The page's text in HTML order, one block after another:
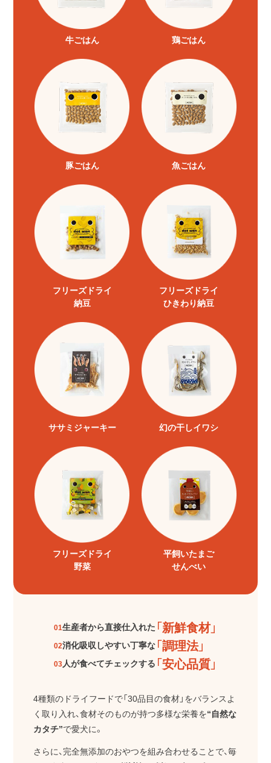
牛ごはん 鶏ごはん
豚ごはん 魚ごはん
フリーズドライ
納豆
フリーズドライ
ひきわり納豆
ササミジャーキー 幻の干しイワシ
フリーズドライ
野菜
平飼いたまご
せんべい
01生産者から直接仕入れた「新鮮食材」
02消化吸収しやすい丁寧な「調理法」
03人が食べてチェックする 「安心品質」
4種類のドライフードで「30品目の食材」をバランスよ
く取り入れ、食材そのものが持つ多様な栄養を“自然な
カタチ”で愛犬に。
さらに、完全無添加のおやつを組み合わせることで、毎